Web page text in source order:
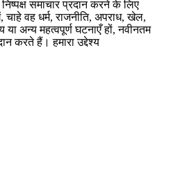
समाचार प्रदान करने के लिए
वह धर्म, राजनीति, अपराध, खेल,
या अन्य महत्वपूर्ण घटनाएँ हों, नवीनतम
करते हैं। हमारा उद्देश्य